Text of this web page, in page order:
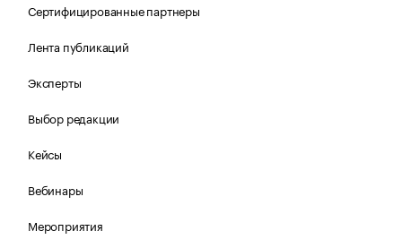
Сертифицированные партнеры
Лента публикаций
Эксперты
Выбор редакции
Кейсы
Вебинары
Мероприятия